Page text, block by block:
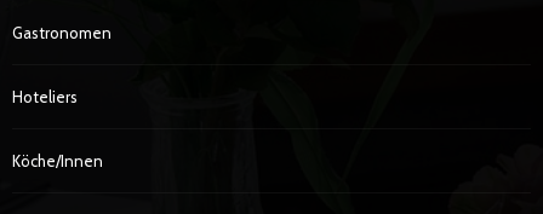
Gastronomen
Hoteliers
Köche/innen